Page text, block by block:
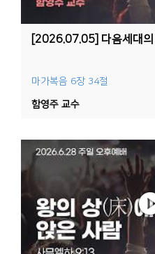
[2026.07.05] 다음세대의
마가복음 6장 34절
함영주 교수